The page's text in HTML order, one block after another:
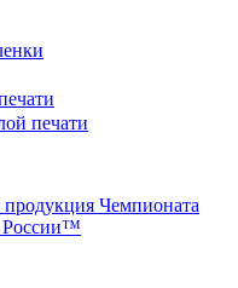
печати
Чемпионата
России™